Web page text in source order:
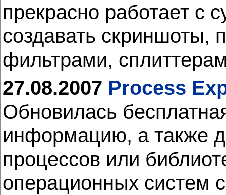
прекрасно работает с
создавать скриншоты,
фильтрами,
27.08.2007 Process
Обновилась
информацию, а также
процессов или
операционных систем